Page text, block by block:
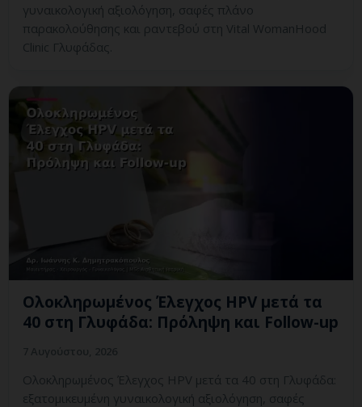
γυναικολογική αξιολόγηση, σαφές πλάνο
παρακολούθησης και ραντεβού στη Vital WomanHood
Clinic Γλυφάδας.
Ολοκληρωμένος Έλεγχος HPV μετά τα
40 στη Γλυφάδα: Πρόληψη και Follow-up
Ολοκληρωμένος Έλεγχος HPV μετά τα 40 στη Γλυφάδα:
εξατομικευμένη γυναικολογική αξιολόγηση, σαφές